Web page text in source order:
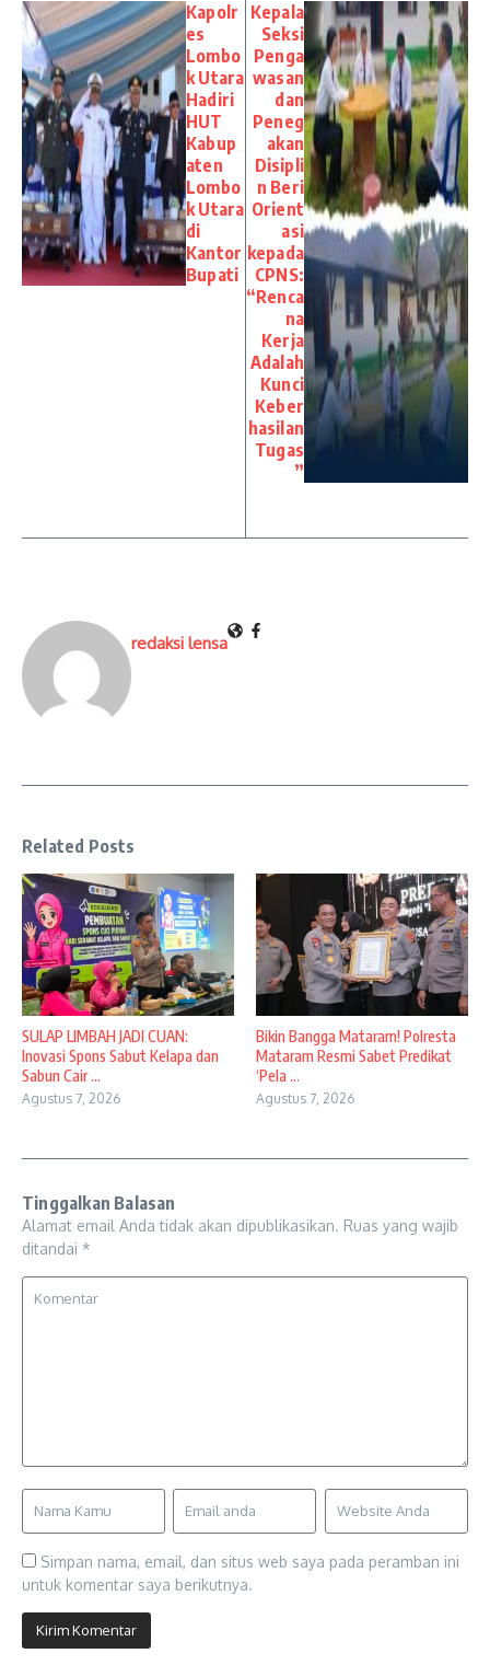
Kapolr
es
Lombo
k Utara
Hadiri
HUT
Kabup
aten
Lombo
k Utara
di
Kantor
Bupati
Kepala
Seksi
Penga
wasan
dan
Peneg
akan
Disipli
n Beri
Orient
asi
kepada
CPNS:
“Renca
na
Kerja
Adalah
Kunci
Keber
hasilan
Tugas
”
redaksi lensa
Related Posts
SULAP LIMBAH JADI CUAN:
Inovasi Spons Sabut Kelapa dan
Sabun Cair ...
Agustus 7, 2026
Bikin Bangga Mataram! Polresta
Mataram Resmi Sabet Predikat
‘Pela ...
Agustus 7, 2026
Tinggalkan Balasan
Alamat email Anda tidak akan dipublikasikan. Ruas yang wajib
ditandai *
Simpan nama, email, dan situs web saya pada peramban ini
untuk komentar saya berikutnya.